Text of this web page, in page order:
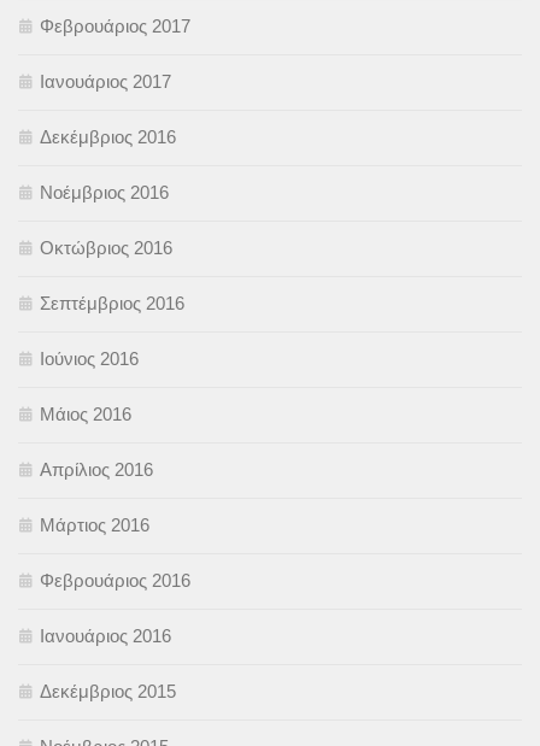
Φεβρουάριος 2017
Ιανουάριος 2017
Δεκέμβριος 2016
Νοέμβριος 2016
Οκτώβριος 2016
Σεπτέμβριος 2016
Ιούνιος 2016
Μάιος 2016
Απρίλιος 2016
Μάρτιος 2016
Φεβρουάριος 2016
Ιανουάριος 2016
Δεκέμβριος 2015